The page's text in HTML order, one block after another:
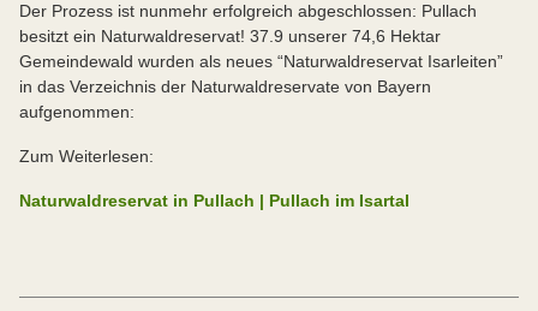
Der Prozess ist nunmehr erfolgreich abgeschlossen: Pullach
besitzt ein Naturwaldreservat! 37.9 unserer 74,6 Hektar
Gemeindewald wurden als neues “Naturwaldreservat Isarleiten”
in das Verzeichnis der Naturwaldreservate von Bayern
aufgenommen:
Zum Weiterlesen:
Naturwaldreservat in Pullach | Pullach im Isartal